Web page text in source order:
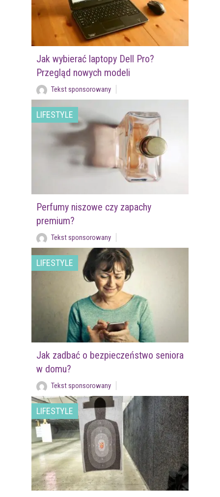
Jak wybierać laptopy Dell Pro?
Przegląd nowych modeli
Tekst sponsorowany
LIFESTYLE
Perfumy niszowe czy zapachy
premium?
Tekst sponsorowany
LIFESTYLE
Jak zadbać o bezpieczeństwo seniora
w domu?
Tekst sponsorowany
LIFESTYLE